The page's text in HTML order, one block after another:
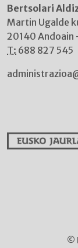
Bertsolari
Martin Ugalde
20140 Andoain
T: 688 827 545
©